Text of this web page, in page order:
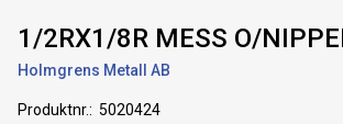
1/2RX1/8R MESS O/
Holmgrens Metall AB
Produktnr.
5020424